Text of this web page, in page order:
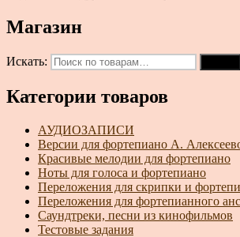
Магазин
Искать:
Категории товаров
АУДИОЗАПИСИ
Версии для фортепиано А.
Красивые мелодии для фортепиано
Ноты для голоса и фортепиано
Переложения для скрипки и
Переложения для фортепианного
Саундтреки, песни из кинофильмов
Тестовые задания